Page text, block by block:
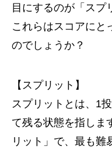
目にするのが「スプ
これらはスコアにと
のでしょうか？
【スプリット】
スプリットとは、1
て残る状態を指しま
リット」で、最も難